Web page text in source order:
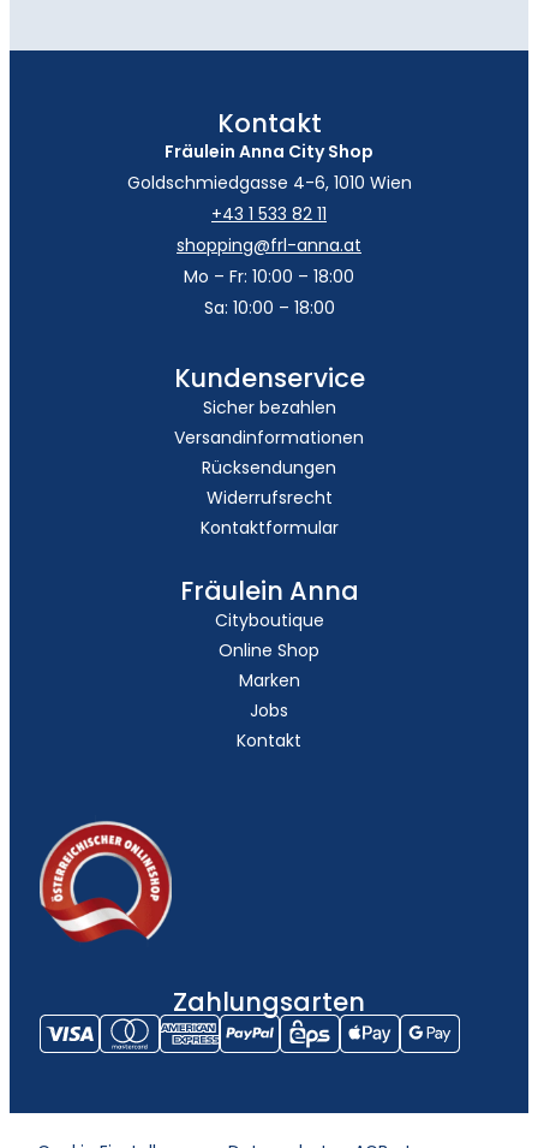
Kontakt
Fräulein Anna City Shop
Goldschmiedgasse 4-6, 1010 Wien
+43 1 533 82 11
shopping@frl-anna.at
Mo – Fr: 10:00 – 18:00
Sa: 10:00 – 18:00
Kundenservice
Sicher bezahlen
Versandinformationen
Rücksendungen
Widerrufsrecht
Kontaktformular
Fräulein Anna
Cityboutique
Online Shop
Marken
Jobs
Kontakt
Zahlungsarten